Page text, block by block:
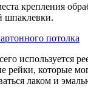
крепления
шпаклевки.
используется
рейки, которые
лаком и